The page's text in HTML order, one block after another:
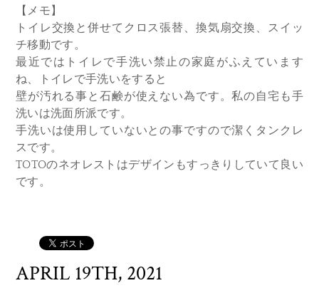
【メモ】
トイレ交換と併せてクロス張替、換気扇交換、スイッ
チ移動です。
最近ではトイレで手洗い禁止の家庭がふえています
ね、トイレで手洗いをすると
壁が汚れる事と石鹸が使えない為です。私の自宅も手
洗いは洗面所派です。
手洗いは使用していないとの事ですので潔くタンクレ
スです。
TOTOのネオレストはデザインもすっきりしていて良い
です。
APRIL 19TH, 2021